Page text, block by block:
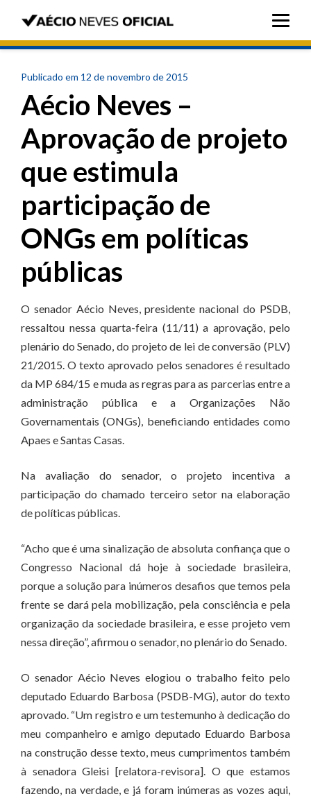
Publicado em 12 de novembro de 2015
Aécio Neves –
Aprovação de projeto
que estimula
participação de
ONGs em políticas
públicas
O senador Aécio Neves, presidente nacional do PSDB,
ressaltou nessa quarta-feira (11/11) a aprovação, pelo
plenário do Senado, do projeto de lei de conversão (PLV)
21/2015. O texto aprovado pelos senadores é resultado
da MP 684/15 e muda as regras para as parcerias entre a
administração pública e a Organizações Não
Governamentais (ONGs), beneficiando entidades como
Apaes e Santas Casas.
Na avaliação do senador, o projeto incentiva a
participação do chamado terceiro setor na elaboração
de políticas públicas.
“Acho que é uma sinalização de absoluta confiança que o
Congresso Nacional dá hoje à sociedade brasileira,
porque a solução para inúmeros desafios que temos pela
frente se dará pela mobilização, pela consciência e pela
organização da sociedade brasileira, e esse projeto vem
nessa direção”, afirmou o senador, no plenário do Senado.
O senador Aécio Neves elogiou o trabalho feito pelo
deputado Eduardo Barbosa (PSDB-MG), autor do texto
aprovado. “Um registro e um testemunho à dedicação do
meu companheiro e amigo deputado Eduardo Barbosa
na construção desse texto, meus cumprimentos também
à senadora Gleisi [relatora-revisora]. O que estamos
fazendo, na verdade, e já foram inúmeras as vozes aqui,